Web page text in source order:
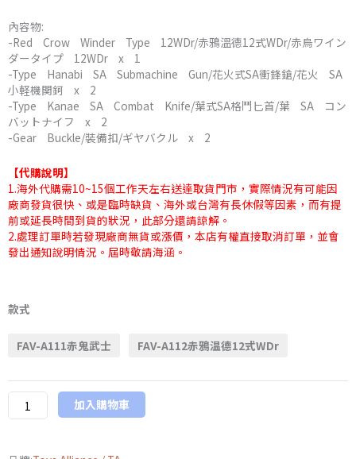
內容物:
-Red Crow Winder Type 12WDr/赤鴉溫德12式WDr/赤烏ワイン
ダータイプ 12WDr x 1
-Type Hanabi SA Submachine Gun/花火式SA衝鋒鎗/花火 SA
小軽機関鈳 x 2
-Type Kanae SA Combat Knife/葉式SA格鬥匕首/葉 SA コン
バットナイフ x 2
-Gear Buckle/裝備扣/ギヤバクル x 2
【代購說明】
1.海外代購需10~15個工作天左右送達取貨門市，實際情況有可能因
廠商發貨很快、或是臨時缺貨、海外或台灣有長休假等因素，而有提
前或延長時間到貨的狀況，此部分還請諒解。
2.處理訂單時若發現廠商無貨或漲價，本店有權直接取消訂單，並會
發出通知說明情況。屆時敬請海涵。
款式
FAV-A111赤鬼武士 FAV-A112赤鴉温德12式WDr
ALLIANCE
雨
爭
FAV-
加入購物車